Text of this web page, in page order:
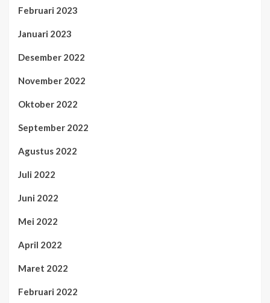
Februari 2023
Januari 2023
Desember 2022
November 2022
Oktober 2022
September 2022
Agustus 2022
Juli 2022
Juni 2022
Mei 2022
April 2022
Maret 2022
Februari 2022